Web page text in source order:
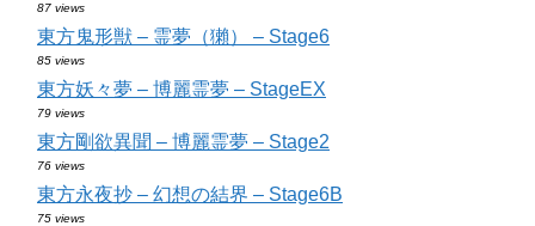
87 views
東方鬼形獣 – 霊夢（獺） – Stage6
85 views
東方妖々夢 – 博麗霊夢 – StageEX
79 views
東方剛欲異聞 – 博麗霊夢 – Stage2
76 views
東方永夜抄 – 幻想の結界 – Stage6B
75 views